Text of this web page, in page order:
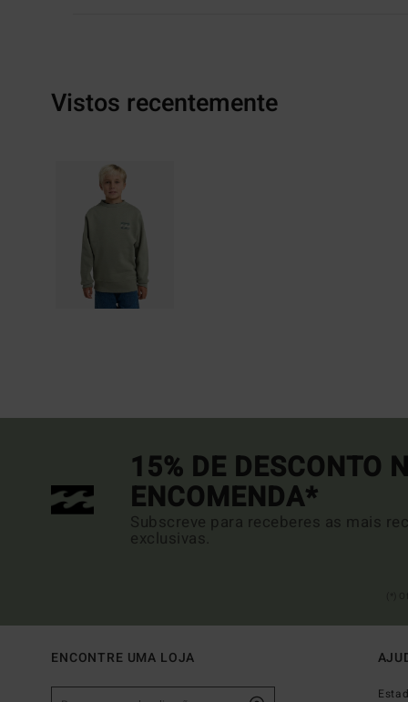
Vistos recentemente
15% DE DESCONTO
ENCOMENDA*
Subscreve para receberes as mais
exclusivas.
ENCONTRE UMA LOJA